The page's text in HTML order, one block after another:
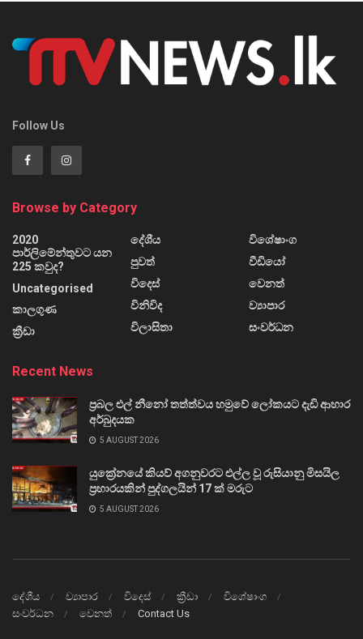
Follow Us
Browse by Category
2020
පාර්ලිමේන්තුවට යන
225 කවුද?
Uncategorised
කාලගුණ
ක්‍රීඩා
දේශීය
පුවත්
විදෙස්
විනිවිද
විලාසිතා
විශේෂාංග
වීඩියෝ
වෙනත්
ව්‍යාපාර
සංවර්ධන
Recent News
ප්‍රබල එල් නීනෝ තත්ත්වය හමුවේ ලෝකයට දැඩි ආහාර
අර්බුදයක
5 AUGUST 2026
යුක්‍රේනයේ කියව් අගනුවරට එල්ල වූ රුසියානු මිසයිල
ප්‍රහාරයකින් පුද්ගලයින් 17 ක් මරුට
5 AUGUST 2026
දේශීය ව්‍යාපාර විදෙස් ක්‍රීඩා
විශේෂාංග
සංවර්ධන
වෙනත් Contact Us